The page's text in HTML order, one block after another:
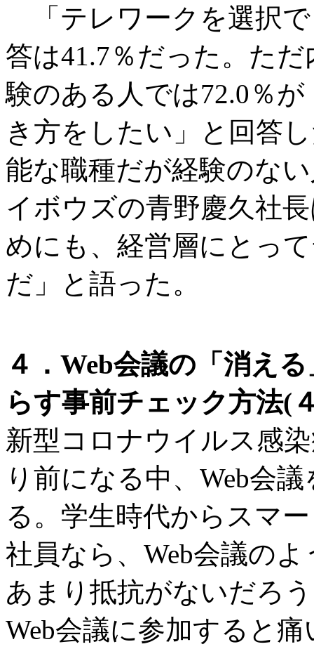
「テレワークを選択
答は41.7％だった。た
験のある人では72.0％
き方をしたい」と回答
能な職種だが経験のな
イボウズの青野慶久社
めにも、経営層にとっ
だ」と語った。
４．Web会議の「消え
らす事前チェック方法
新型コロナウイルス感
り前になる中、Web会
る。学生時代からスマ
社員なら、Web会議の
あまり抵抗がないだろ
Web会議に参加すると